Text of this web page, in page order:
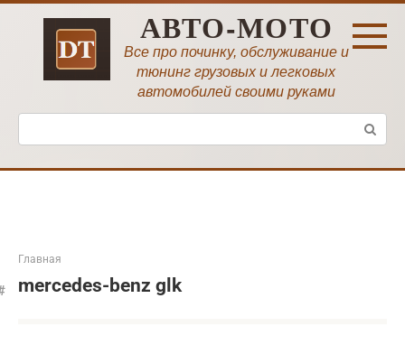
Перейти
АВТО-МОТО
Все про починку, обслуживание и
тюнинг грузовых и легковых
автомобилей своими руками
Поиск:
Главная
mercedes-benz glk